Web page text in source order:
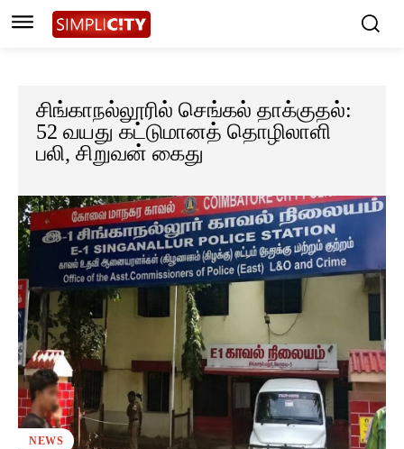
சிங்காநல்லூரில் செங்கல் தாக்குதல்:
52 வயது கட்டுமானத் தொழிலாளி
பலி, சிறுவன் கைது
NEWS